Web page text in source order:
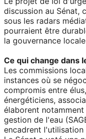
discussion au Sénat,
sous les radars
pourraient être
la gouvernance
Ce qui change dans
Les commissions
instances où se
compromis entre
énergéticiens,
élaborent
gestion de l'eau
encadrent